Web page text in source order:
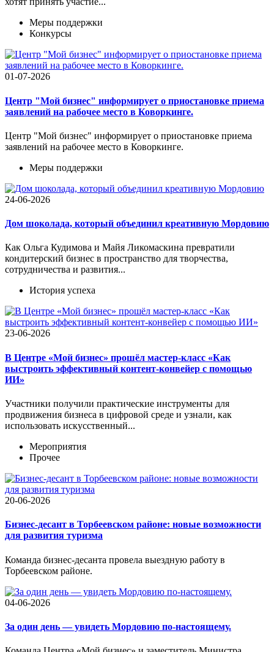
Меры поддержки
Конкурсы
01-07-2026
Центр "Мой бизнес" информирует о приостановке приема
заявлений на рабочее место в Коворкинге.
Центр "Мой бизнес" информирует о приостановке приема
заявлений на рабочее место в Коворкинге.
Меры поддержки
24-06-2026
Дом шоколада, который объединил креативную Мордовию
Как Ольга Кудимова и Майя Ликомаскина превратили
кондитерский бизнес в пространство для творчества,
сотрудничества и развития...
История успеха
23-06-2026
В Центре «Мой бизнес» прошёл мастер-класс «Как
выстроить эффективный контент-конвейер с помощью
ИИ»
Участники получили практические инструменты для
продвижения бизнеса в цифровой среде и узнали, как
использовать искусственный...
Мероприятия
Прочее
20-06-2026
Бизнес-десант в Торбеевском районе: новые возможности
для развития туризма
Команда бизнес-десанта провела выездную работу в
Торбеевском районе.
04-06-2026
За один день — увидеть Мордовию по-настоящему.